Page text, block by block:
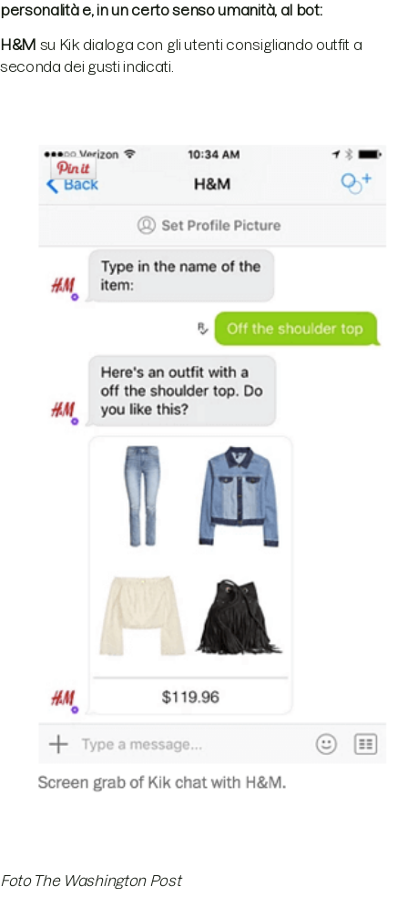
personalità e, in un certo senso umanità, al bot:
H&M su Kik dialoga con gli utenti consigliando outfit a
seconda dei gusti indicati.
Foto The Washington Post